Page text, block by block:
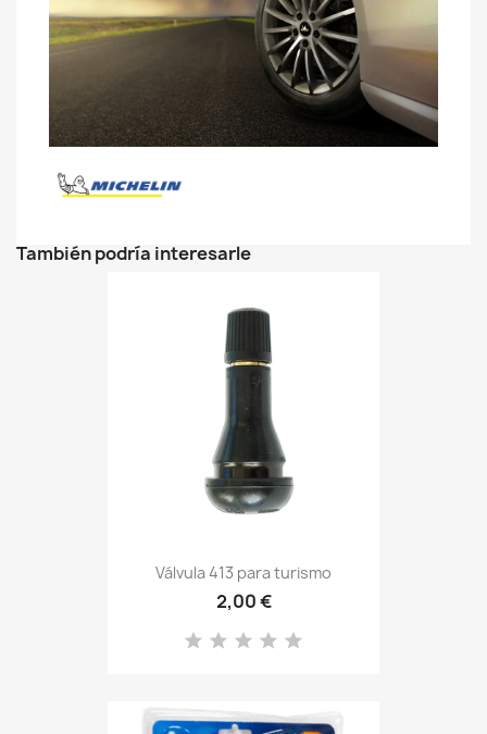
También podría interesarle
Válvula 413 para turismo
2,00 €